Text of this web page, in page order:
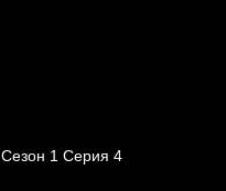
Сезон 1 Серия 4